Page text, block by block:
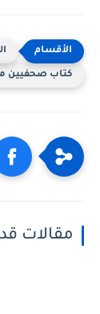
كتاب صحفيين
مقالات